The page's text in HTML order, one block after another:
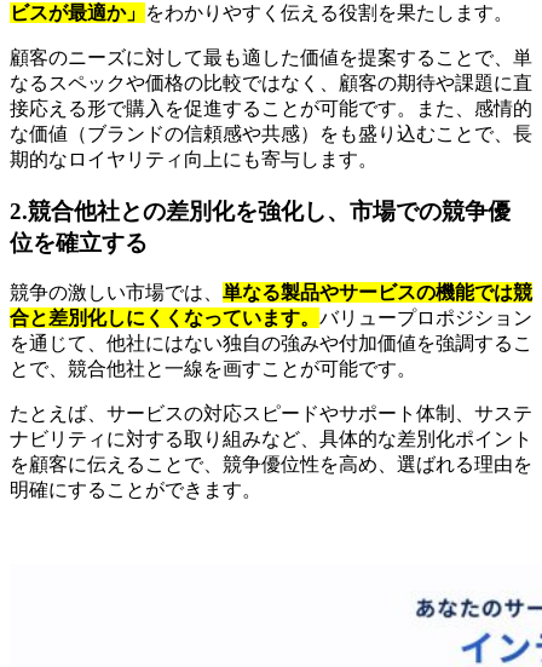
ビスが最適か」 をわかりやすく伝える役割を果たします。
顧客のニーズに対して最も適した価値を提案することで、単
なるスペックや価格の比較ではなく、顧客の期待や課題に直
接応える形で購入を促進することが可能です。また、感情的
な価値（ブランドの信頼感や共感）をも盛り込むことで、長
期的なロイヤリティ向上にも寄与します。
2.競合他社との差別化を強化し、市場での競争優
位を確立する
競争の激しい市場では、 単なる製品やサービスの機能では競
合と差別化しにくくなっています。 バリュープロポジション
を通じて、他社にはない独自の強みや付加価値を強調するこ
とで、競合他社と一線を画すことが可能です。
たとえば、サービスの対応スピードやサポート体制、サステ
ナビリティに対する取り組みなど、具体的な差別化ポイント
を顧客に伝えることで、競争優位性を高め、選ばれる理由を
明確にすることができます。